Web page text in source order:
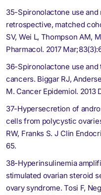
35-Spironolactone use
retrospective, matched
SV, Wei L, Thompson AM,
Pharmacol. 2017
36-Spironolactone use
cancers. Biggar RJ,
M. Cancer Epidemiol. 2013
37-Hypersecretion of
cells from polycystic
RW, Franks S. J Clin
65.
38-Hyperinsulinemia
stimulated ovarian steroid
ovary syndrome. Tosi F,